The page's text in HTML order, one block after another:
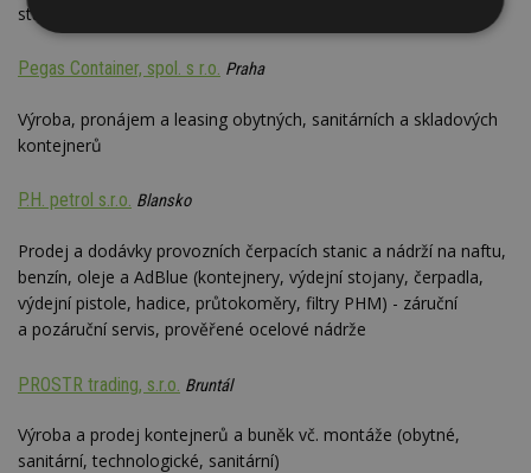
stánky
Pegas Container, spol. s r.o. Praha
Výroba, pronájem a leasing obytných, sanitárních a skladových
kontejnerů
P.H. petrol s.r.o. Blansko
Prodej a dodávky provozních čerpacích stanic a nádrží na naftu,
benzín, oleje a AdBlue (kontejnery, výdejní stojany, čerpadla,
výdejní pistole, hadice, průtokoměry, filtry PHM) - záruční
a pozáruční servis, prověřené ocelové nádrže
PROSTR trading, s.r.o. Bruntál
Výroba a prodej kontejnerů a buněk vč. montáže (obytné,
sanitární, technologické, sanitární)
Nezbytně
nutné
soubory
Výkonové
Soubory
Výkonové soubory
Nezbytně nutné soubory cookie umožňují základní